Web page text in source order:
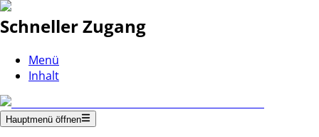
Schneller Zugang
Menü
Inhalt
Hauptmenü öffnen